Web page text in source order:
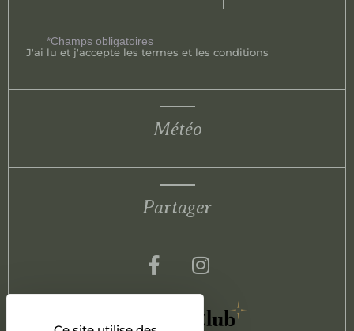
*Champs obligatoires
J'ai lu et j'accepte les termes et les conditions
Météo
Partager